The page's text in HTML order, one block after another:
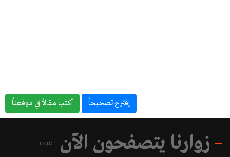
إقترح تصحيحاً أكتب مقالاً في موقعناً
زوارنا يتصفحون الآن